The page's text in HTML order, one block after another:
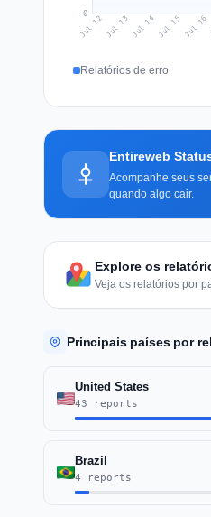
0
Jul 12Jul 13 Jul 14Jul 15 Jul 16
Relatórios de erro
Entireweb
Acompanhe seus
quando algo cair.
Explore os
Veja os relatórios por
Principais países por
United States
43 reports
Brazil
4 reports